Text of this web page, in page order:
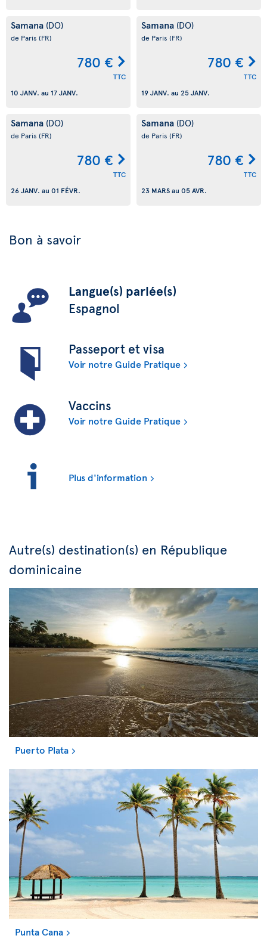
Samana (DO)
de Paris (FR)
780 €
TTC
10 JANV. au 17 JANV.
Samana (DO)
de Paris (FR)
780 €
TTC
19 JANV. au 25 JANV.
Samana (DO)
de Paris (FR)
780 €
TTC
26 JANV. au 01 FÉVR.
Samana (DO)
de Paris (FR)
780 €
TTC
23 MARSau 05 AVR.
Bon à savoir
Langue(s) parlée(s)
Espagnol
Passeport et visa
Voir notre Guide Pratique
Vaccins
Voir notre Guide Pratique
Plus d'information
Autre(s) destination(s) en République
dominicaine
Puerto Plata
Punta Cana